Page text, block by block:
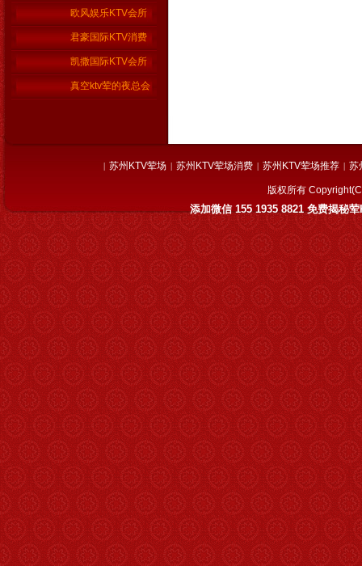
欧风娱乐KTV会所
君豪国际KTV消费
凯撒国际KTV会所
真空ktv荤的夜总会
版权所有
添加微信 155 1935 8821 免费揭秘
| 苏州KTV荤场 | 苏州KTV荤场消费 | 苏州KTV荤场推荐 | 苏